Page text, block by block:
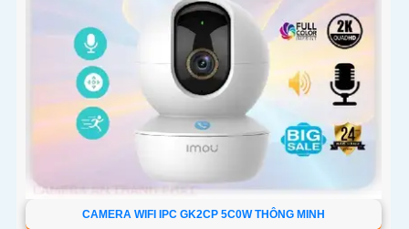
CAMERA WIFI IPC GK2CP 5C0W THÔNG MINH